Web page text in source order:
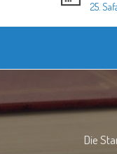
25.
Die